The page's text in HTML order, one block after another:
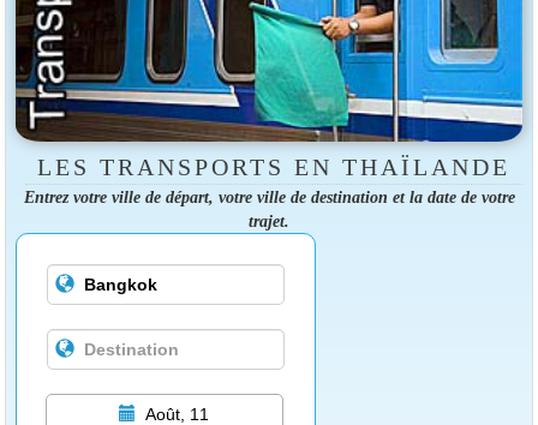
LES TRANSPORTS EN THAÏLANDE
Entrez votre ville de départ, votre ville de destination et la date de votre
trajet.
Août, 11